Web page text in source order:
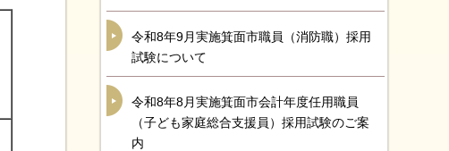
令和8年9月実施箕面市職員（消防職）採用
試験について
令和8年8月実施箕面市会計年度任用職員
（子ども家庭総合支援員）採用試験のご案
内